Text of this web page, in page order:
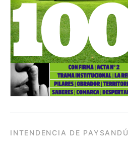
INTENDENCIA DE PAYSANDÚ